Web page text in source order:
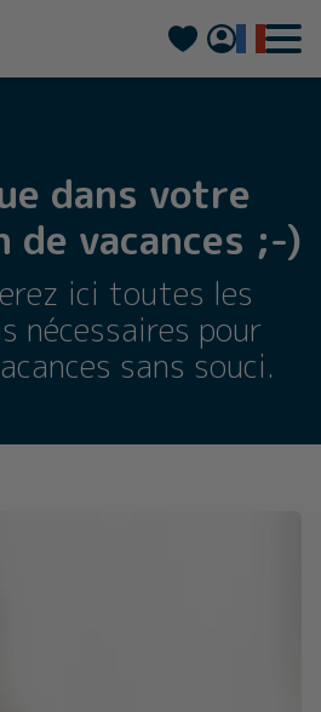
Deutsch
dans votre
vacances ;-)
ici toutes les
nécessaires pour
sans souci.